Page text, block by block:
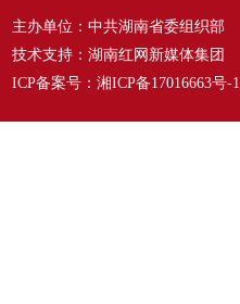
主办单位：中共湖南省委组织部
技术支持：湖南红网新媒体集团
ICP备案号： 湘ICP备17016663号-1